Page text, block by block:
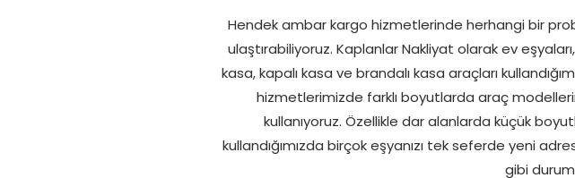
Hendek ambar kargo hizmetlerinde herhangi bir
ulaştırabiliyoruz. Kaplanlar Nakliyat olarak ev
kasa, kapalı kasa ve brandalı kasa araçları
hizmetlerimizde farklı boyutlarda araç
kullanıyoruz. Özellikle dar alanlarda küçük
kullandığımızda birçok eşyanızı tek seferde yeni
gibi